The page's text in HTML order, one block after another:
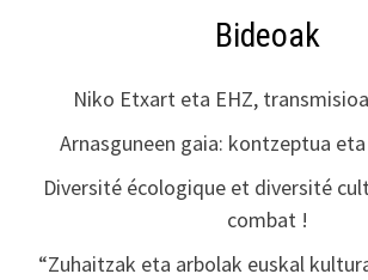
Bideoak
Niko Etxart eta EHZ,
Arnasguneen gaia: kontzeptua
Diversité écologique et diversité
combat !
“Zuhaitzak eta arbolak euskal